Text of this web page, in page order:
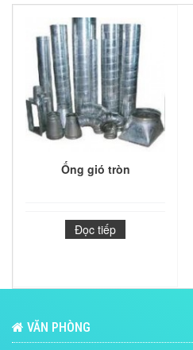
Ống gió tròn
Đọc tiếp
VĂN PHÒNG